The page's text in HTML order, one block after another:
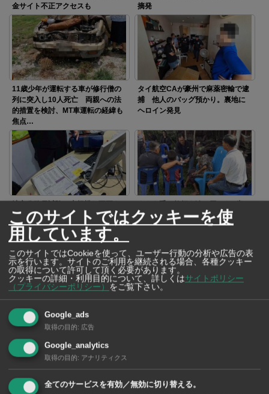
金サイト不正アクセスも
摘発
11歳少年が運転する車が修行僧の
列に突入し10人死亡 両親への法
的措置を検討、MT車運転の経緯も
焦点…
タイ航空CAが豪州で麻薬密輸で逮
捕 他人のバッグ預かり。裏地に
ヘロイン発見
摘発 答案修正の裏金、総額45億
Bに及ぶ
児童 学校で起きた事件が問いか
けたもの
高齢女性を襲ったひったくり犯に
猛反撃 素手で立ち向かった「三
女傑」の勇姿が話題に
SNSで毎日ニュースを配信中！
このサイトではクッキーを使
用しています。
このサイトではCookieを使って、ユーザー行動の分析や広告の表
示を行います。サイトのご利用を継続される場合、各種クッキー
の取得について許可して頂く必要があります。
クッキーの詳細・利用目的について、詳しくはサイトポリシー
（プライバシーポリシー）
をご覧下さい。
Google_ads
取得の目的: 広告
Google_analytics
取得の目的: アナリティクス
全てのサービスを有効／無効に切り替える。